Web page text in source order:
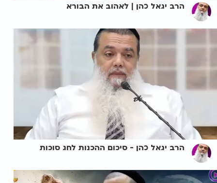
הרב יגאל כהן | לאהוב את הבורא
הרב יגאל כהן - סיכום ההכנות לחג סוכות